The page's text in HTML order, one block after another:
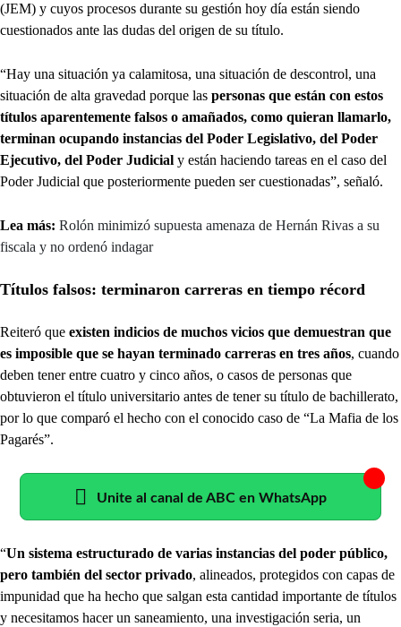
(JEM) y cuyos procesos durante su gestión hoy día están siendo
cuestionados ante las dudas del origen de su título.
“Hay una situación ya calamitosa, una situación de descontrol, una
situación de alta gravedad porque las personas que están con estos
títulos aparentemente falsos o amañados, como quieran llamarlo,
terminan ocupando instancias del Poder Legislativo, del Poder
Ejecutivo, del Poder Judicial y están haciendo tareas en el caso del
Poder Judicial que posteriormente pueden ser cuestionadas”, señaló.
Lea más: Rolón minimizó supuesta amenaza de Hernán Rivas a su
fiscala y no ordenó indagar
Títulos falsos: terminaron carreras en tiempo récord
Reiteró que existen indicios de muchos vicios que demuestran que
es imposible que se hayan terminado carreras en tres años, cuando
deben tener entre cuatro y cinco años, o casos de personas que
obtuvieron el título universitario antes de tener su título de bachillerato,
por lo que comparó el hecho con el conocido caso de “La Mafia de los
Pagarés”.
Unite al canal de ABC en WhatsApp
“Un sistema estructurado de varias instancias del poder público,
pero también del sector privado, alineados, protegidos con capas de
impunidad que ha hecho que salgan esta cantidad importante de títulos
y necesitamos hacer un saneamiento, una investigación seria, un